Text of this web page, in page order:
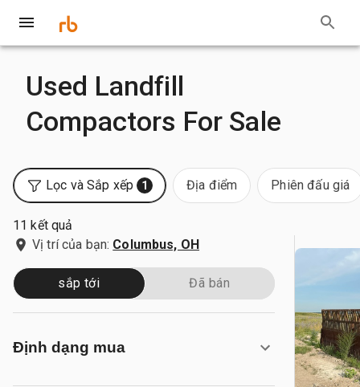
Used Landfill
Compactors For Sale
Lọc và Sắp xếp 1 Địa điểm Phiên đấu giá
11 kết quả
Vị trí của bạn: Columbus, OH
sắp tới Đã bán
Định dạng mua